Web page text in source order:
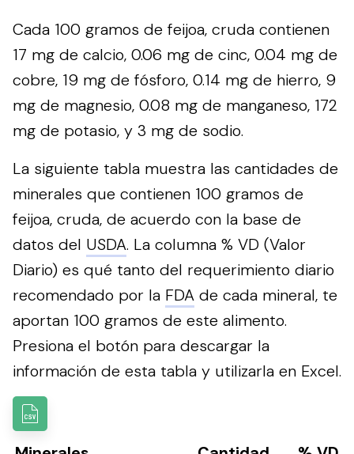
Cada 100 gramos de feijoa, cruda contienen
17 mg de calcio, 0.06 mg de cinc, 0.04 mg de
cobre, 19 mg de fósforo, 0.14 mg de hierro, 9
mg de magnesio, 0.08 mg de manganeso, 172
mg de potasio, y 3 mg de sodio.
La siguiente tabla muestra las cantidades de
minerales que contienen 100 gramos de
feijoa, cruda, de acuerdo con la base de
datos del USDA. La columna % VD (Valor
Diario) es qué tanto del requerimiento diario
recomendado por la FDA de cada mineral, te
aportan 100 gramos de este alimento.
Presiona el botón para descargar la
información de esta tabla y utilizarla en Excel.